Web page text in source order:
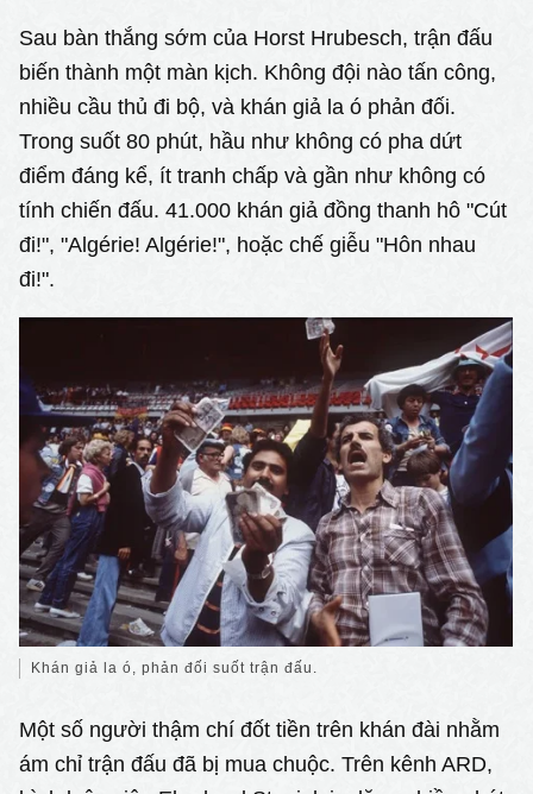
Sau bàn thắng sớm của Horst Hrubesch, trận đấu
biến thành một màn kịch. Không đội nào tấn công,
nhiều cầu thủ đi bộ, và khán giả la ó phản đối.
Trong suốt 80 phút, hầu như không có pha dứt
điểm đáng kể, ít tranh chấp và gần như không có
tính chiến đấu. 41.000 khán giả đồng thanh hô "Cút
đi!", "Algérie! Algérie!", hoặc chế giễu "Hôn nhau
đi!".
Khán giả la ó, phản đối suốt trận đấu.
Một số người thậm chí đốt tiền trên khán đài nhằm
ám chỉ trận đấu đã bị mua chuộc. Trên kênh ARD,